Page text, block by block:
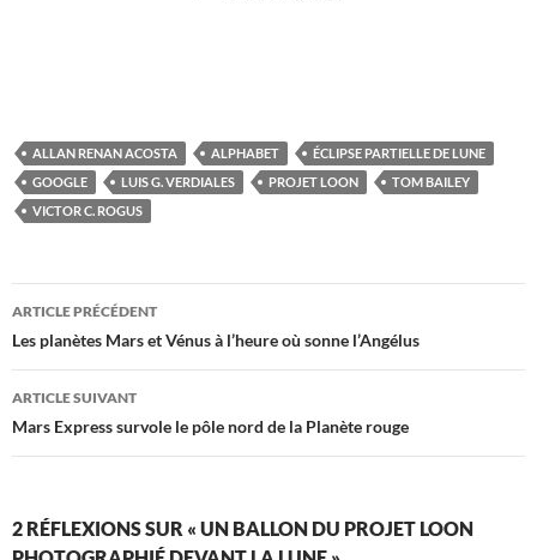
ALLAN RENAN ACOSTA ALPHABET
ÉCLIPSE PARTIELLE DE LUNE
GOOGLE
LUIS G. VERDIALES PROJET LOON
TOM BAILEY
VICTOR C. ROGUS
Navigation
des
articles
ARTICLE PRÉCÉDENT
Les planètes Mars et Vénus à l’heure où sonne l’Angélus
ARTICLE SUIVANT
Mars Express survole le pôle nord de la Planète rouge
2 RÉFLEXIONS SUR « UN BALLON DU PROJET LOON